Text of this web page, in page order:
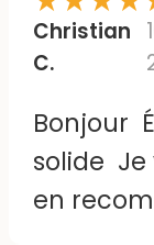
Christian
C.
Bonjour
solide Je vais certainement
en